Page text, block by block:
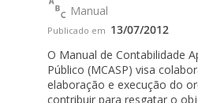
Manual
Publicado em 13/07/2012
O Manual de Contabilidade
Público (MCASP) visa
elaboração e execução do
contribuir para resgatar o